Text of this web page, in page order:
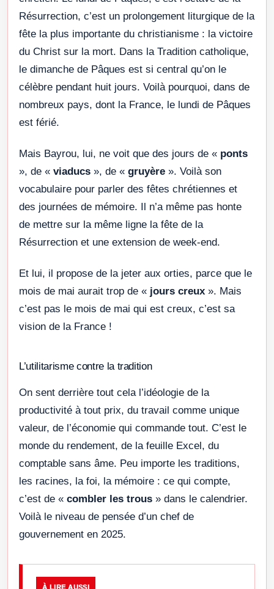
Résurrection, c’est un prolongement liturgique de la
fête la plus importante du christianisme : la victoire
du Christ sur la mort. Dans la Tradition catholique,
le dimanche de Pâques est si central qu’on le
célèbre pendant huit jours. Voilà pourquoi, dans de
nombreux pays, dont la France, le lundi de Pâques
est férié.
Mais Bayrou, lui, ne voit que des jours de « ponts
», de « viaducs », de « gruyère ». Voilà son
vocabulaire pour parler des fêtes chrétiennes et
des journées de mémoire. Il n’a même pas honte
de mettre sur la même ligne la fête de la
Résurrection et une extension de week-end.
Et lui, il propose de la jeter aux orties, parce que le
mois de mai aurait trop de « jours creux ». Mais
c’est pas le mois de mai qui est creux, c’est sa
vision de la France !
L’utilitarisme contre la tradition
On sent derrière tout cela l’idéologie de la
productivité à tout prix, du travail comme unique
valeur, de l’économie qui commande tout. C’est le
monde du rendement, de la feuille Excel, du
comptable sans âme. Peu importe les traditions,
les racines, la foi, la mémoire : ce qui compte,
c’est de « combler les trous » dans le calendrier.
Voilà le niveau de pensée d’un chef de
gouvernement en 2025.
À LIRE AUSSI